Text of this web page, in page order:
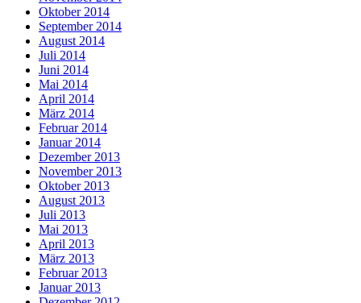
Oktober 2014
September 2014
August 2014
Juli 2014
Juni 2014
Mai 2014
April 2014
März 2014
Februar 2014
Januar 2014
Dezember 2013
November 2013
Oktober 2013
August 2013
Juli 2013
Mai 2013
April 2013
März 2013
Februar 2013
Januar 2013